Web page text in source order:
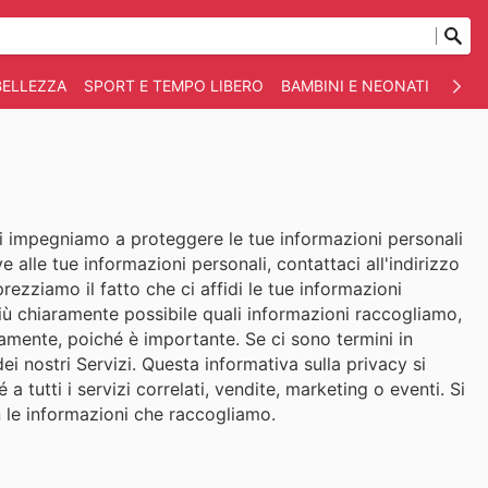
SPORT E TEMPO LIBERO BAMBINI E NEONATI
a proteggere le tue informazioni personali
alle tue informazioni personali, contattaci all'indirizzo
il fatto che ci affidi le tue informazioni
chiaramente possibile quali informazioni raccogliamo,
poiché è importante. Se ci sono termini in
nostri Servizi. Questa informativa sulla privacy si
tutti i servizi correlati, vendite, marketing o eventi. Si
informazioni che raccogliamo.